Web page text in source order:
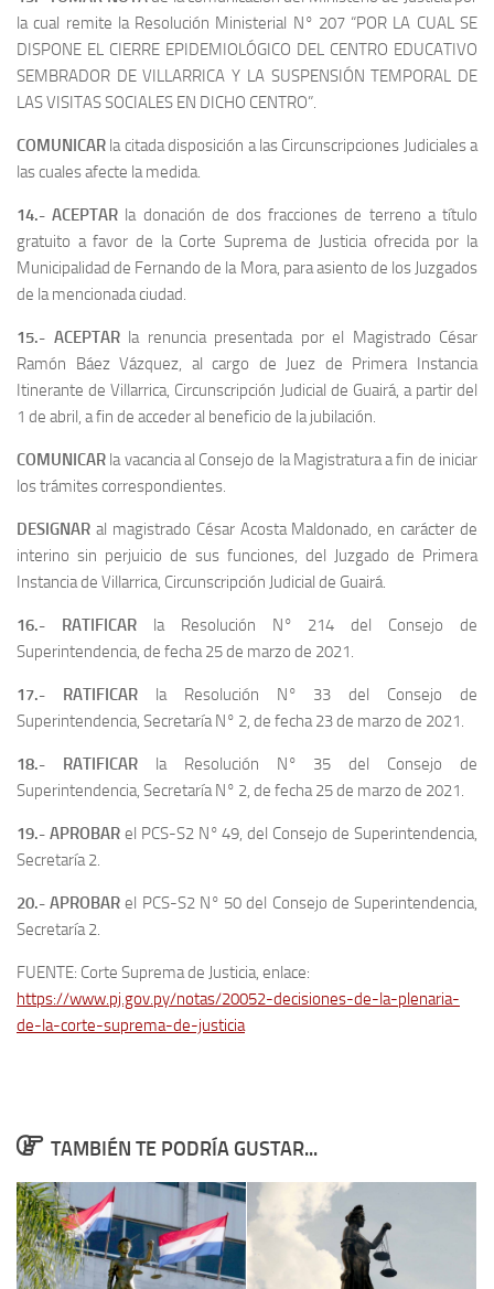
la cual remite la Resolución Ministerial N° 207 “POR LA CUAL SE
DISPONE EL CIERRE EPIDEMIOLÓGICO DEL CENTRO EDUCATIVO
SEMBRADOR DE VILLARRICA Y LA SUSPENSIÓN TEMPORAL DE
LAS VISITAS SOCIALES EN DICHO CENTRO”.
COMUNICAR la citada disposición a las Circunscripciones Judiciales a
las cuales afecte la medida.
14.- ACEPTAR la donación de dos fracciones de terreno a título
gratuito a favor de la Corte Suprema de Justicia ofrecida por la
Municipalidad de Fernando de la Mora, para asiento de los Juzgados
de la mencionada ciudad.
15.- ACEPTARla renuncia presentada por el Magistrado César
Ramón Báez Vázquez, al cargo de Juez de Primera Instancia
Itinerante de Villarrica, Circunscripción Judicial de Guairá, a partir del
1 de abril, a fin de acceder al beneficio de la jubilación.
COMUNICAR la vacancia al Consejo de la Magistratura a fin de iniciar
los trámites correspondientes.
DESIGNAR al magistrado César Acosta Maldonado, en carácter de
interino sin perjuicio de sus funciones, del Juzgado de Primera
Instancia de Villarrica, Circunscripción Judicial de Guairá.
16.- RATIFICARla Resolución N° 214 del Consejo de
Superintendencia, de fecha 25 de marzo de 2021.
17.- RATIFICARla Resolución N° 33 del Consejo de
Superintendencia, Secretaría N° 2, de fecha 23 de marzo de 2021.
18.- RATIFICARla Resolución N° 35 del Consejo de
Superintendencia, Secretaría N° 2, de fecha 25 de marzo de 2021.
19.- APROBARel PCS-S2 N° 49, del Consejo de Superintendencia,
Secretaría 2.
20.- APROBAR el PCS-S2 N° 50 del Consejo de Superintendencia,
Secretaría 2.
FUENTE: Corte Suprema de Justicia, enlace:
https://www.pj.gov.py/notas/20052-decisiones-de-la-plenaria-
de-la-corte-suprema-de-justicia
TAMBIÉN TE PODRÍA GUSTAR...